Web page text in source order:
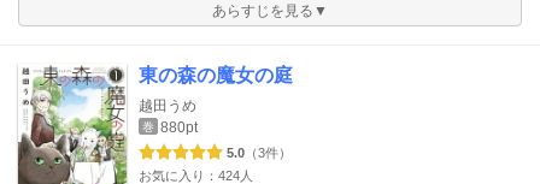
あらすじを見る▼
東の森の魔女の庭
越田うめ
巻 880pt
5.0 （3件）
お気に入り：424人